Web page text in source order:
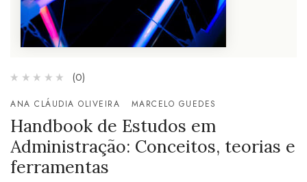
(0)
ANA CLÁUDIA OLIVEIRA MARCELO GUEDES
Handbook de Estudos em
Administração: Conceitos, teorias e
ferramentas